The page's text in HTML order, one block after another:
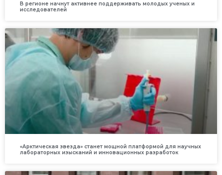
В регионе начнут активнее поддерживать молодых ученых и
исследователей
«Арктическая звезда» станет мощной платформой для научных
лабораторных изысканий и инновационных разработок